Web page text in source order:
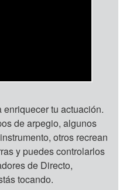
tu actuación.
de arpegio, algunos
otros recrean
y puedes controlarlos
de Directo,
tocando.